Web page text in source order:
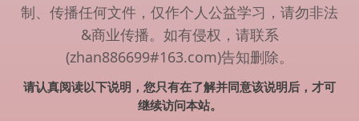
制、传播任何文件，仅作个人公益学习，请勿非法
&商业传播。如有侵权，请联系
(zhan886699#163.com)告知删除。
请认真阅读以下说明，您只有在了解并同意该说明后，才可
继续访问本站。